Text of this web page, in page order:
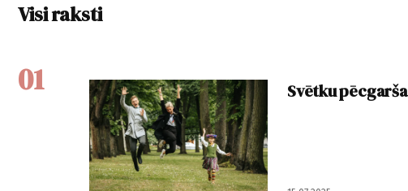
Visi raksti
01 Svētku pēcgarša